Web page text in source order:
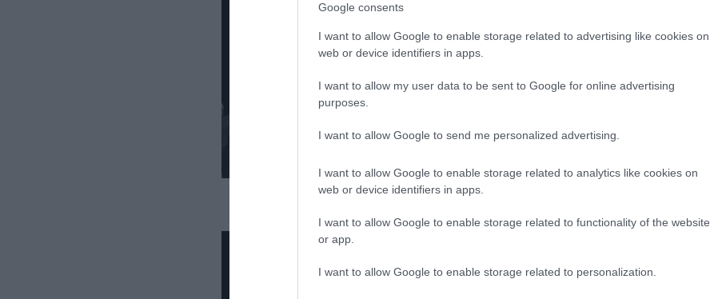
Google consents
I want to allow Google to enable storage related to advertising like cookies on
web or device identifiers in apps.
I want to allow my user data to be sent to Google for online advertising
purposes.
I want to allow Google to send me personalized advertising.
I want to allow Google to enable storage related to analytics like cookies on
web or device identifiers in apps.
I want to allow Google to enable storage related to functionality of the website
or app.
I want to allow Google to enable storage related to personalization.